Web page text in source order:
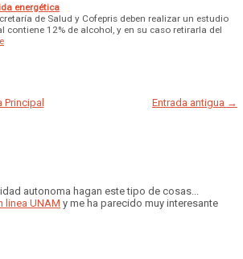
energética
de Salud y Cofepris deben realizar un estudio
contiene 12% de alcohol, y en su caso retirarla del
Entrada antigua →
Principal
autonoma hagan este tipo de cosas...
linea UNAM y me ha parecido muy interesante